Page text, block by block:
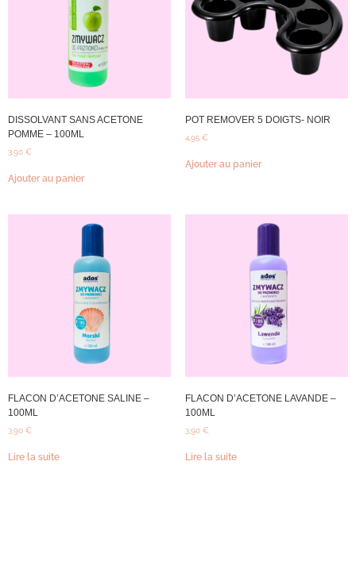
DISSOLVANT SANS ACETONE
POMME – 100ML
3,90 €
Ajouter au panier
POT REMOVER 5 DOIGTS- NOIR
4,95 €
Ajouter au panier
FLACON D’ACETONE SALINE –
100ML
3,90 €
Lire la suite
FLACON D’ACETONE LAVANDE –
100ML
3,90 €
Lire la suite